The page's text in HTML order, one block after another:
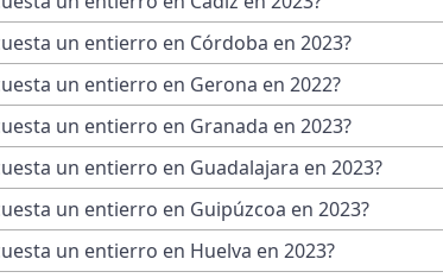
un entierro en Córdoba en 2023?
un entierro en Gerona en 2022?
un entierro en Granada en 2023?
un entierro en Guadalajara en 2023?
un entierro en Guipúzcoa en 2023?
un entierro en Huelva en 2023?